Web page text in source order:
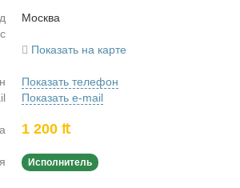
Москва
Показать на карте
Показать телефон
Показать e-mail
1 200 ₶
Исполнитель